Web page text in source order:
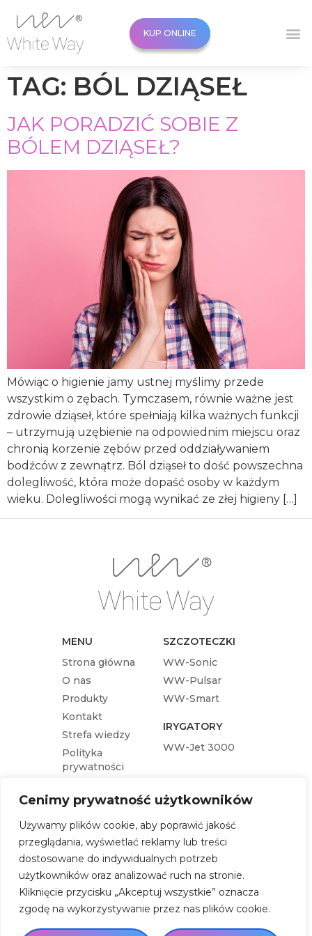
Cenimy prywatność użytkowników
Używamy plików cookie, aby poprawić jakość
przeglądania, wyświetlać reklamy lub treści
dostosowane do indywidualnych potrzeb
użytkowników oraz analizować ruch na stronie.
Kliknięcie przycisku „Akceptuj wszystkie” oznacza
zgodę na wykorzystywanie przez nas plików cookie.
KUP ONLINE
TAG: BÓL DZIĄSEŁ
JAK PORADZIĆ SOBIE Z
BÓLEM DZIĄSEŁ?
Mówiąc o higienie jamy ustnej myślimy przede
wszystkim o zębach. Tymczasem, równie ważne jest
zdrowie dziąseł, które spełniają kilka ważnych funkcji
– utrzymują uzębienie na odpowiednim miejscu oraz
chronią korzenie zębów przed oddziaływaniem
bodźców z zewnątrz. Ból dziąseł to dość powszechna
dolegliwość, która może dopaść osoby w każdym
wieku. Dolegliwości mogą wynikać ze złej higieny […]
MENU
Strona główna
O nas
Produkty
Kontakt
Strefa wiedzy
Polityka
prywatności
SZCZOTECZKI
WW-Sonic
WW-Pulsar
WW-Smart
IRYGATORY
WW-Jet 3000
KOŃCÓWKI
Końcówka wymienna WW-Sonic
Końcówka wymienna WW-Jet 3000
Końcówka wymienna WW-Smart
SKLEP
KUP